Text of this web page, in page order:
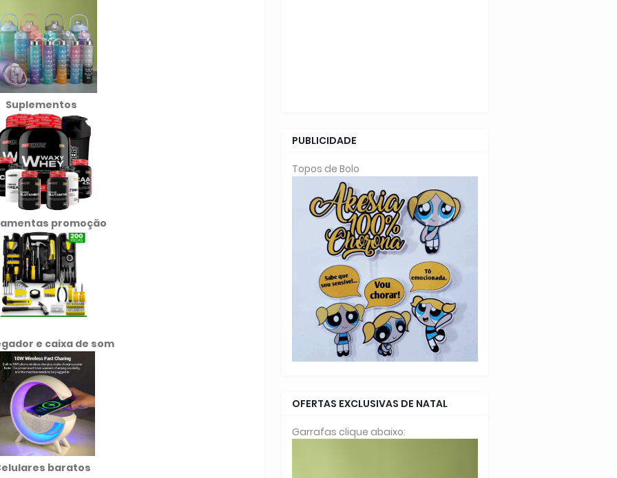
Suplementos
promoção
e caixa de som
baratos
PUBLICIDADE
Topos de Bolo
OFERTAS EXCLUSIVAS DE NATAL
Garrafas clique abaixo: